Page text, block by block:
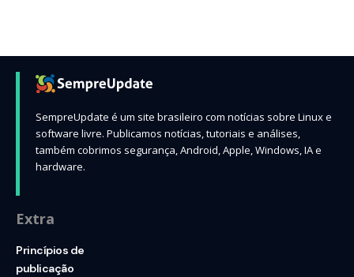
SempreUpdate é um site brasileiro com notícias sobre Linux e
software livre. Publicamos notícias, tutoriais e análises,
também cobrimos segurança, Android, Apple, Windows, IA e
hardware.
Extra
Princípios de
publicação